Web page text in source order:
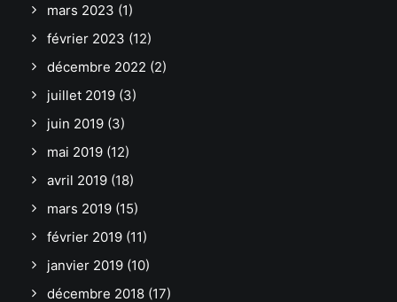
mars 2023 (1)
février 2023 (12)
décembre 2022 (2)
juillet 2019 (3)
juin 2019 (3)
mai 2019 (12)
avril 2019 (18)
mars 2019 (15)
février 2019 (11)
janvier 2019 (10)
décembre 2018 (17)